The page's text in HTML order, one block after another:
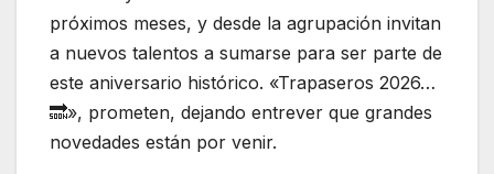
próximos meses, y desde la agrupación invitan
a nuevos talentos a sumarse para ser parte de
este aniversario histórico. «Trapaseros 2026…
🔜», prometen, dejando entrever que grandes
novedades están por venir.